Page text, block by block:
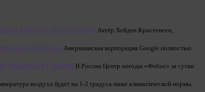
фанатов за поддержку Актёр Хейден Кристенсен,
из России Американская корпорация Google полностью
с жарой В России Центр погоды «Фобос» за сутки
воздуха будет на 1-2 градуса ниже климатической нормы.